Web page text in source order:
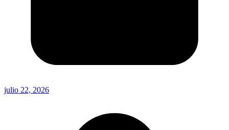
julio 22, 2026